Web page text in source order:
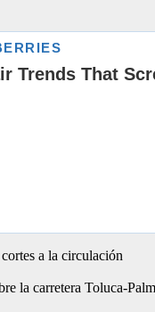
a la circulación
carretera Toluca-